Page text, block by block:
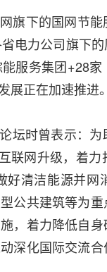
旗下的国网节
电力公司旗下
服务集团+28
正在加速推进。
坛时曾表示：
网升级，着力
清洁能源并网
公共建筑等为
，着力降低自
深化国际交流